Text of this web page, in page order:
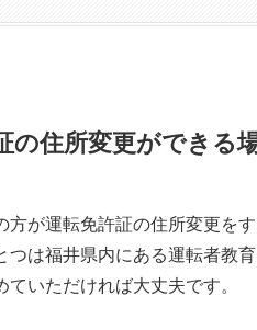
の住所変更ができる
方が運転免許証の住所変更を
つは福井県内にある運転者教
いただければ大丈夫です。